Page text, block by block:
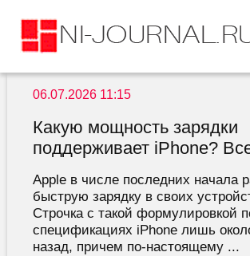
06.07.2026 11:15
Какую мощность зарядки
поддерживает iPhone?
Apple в числе последних начала
быструю зарядку в своих
Строчка с такой формулировкой
спецификациях iPhone лишь
назад, причем по-настоящему ...